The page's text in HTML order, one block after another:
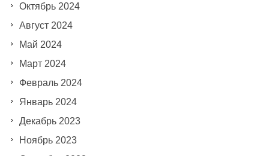
Октябрь 2024
Август 2024
Май 2024
Март 2024
Февраль 2024
Январь 2024
Декабрь 2023
Ноябрь 2023